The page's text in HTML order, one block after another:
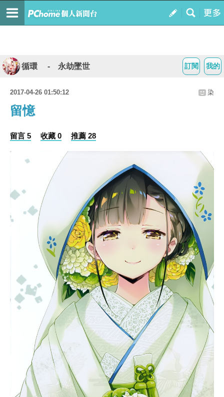
我的
訂閱
循環 - 永劫墜世
2017-04-26 01:50:12 染
留憶
留言 5 收藏 0 推薦 28